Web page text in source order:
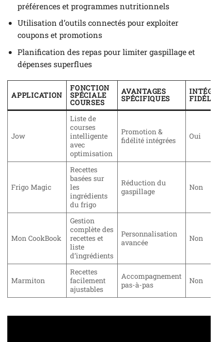
préférences et programmes nutritionnels
Utilisation d’outils connectés pour exploiter
coupons et promotions
Planification des repas pour limiter gaspillage et
dépenses superflues
APPLICATION
FONCTION
SPÉCIALE
COURSES
AVANTAGES
SPÉCIFIQUES
Jow
Liste de
courses
intelligente
avec
optimisation
Promotion &
fidélité intégrées
Oui
Frigo Magic
Recettes
basées sur
les
ingrédients
du frigo
Réduction du
gaspillage
Non
Mon CookBook
Gestion
complète des
recettes et
liste
d’ingrédients
Personnalisation
avancée
Non
Marmiton
Recettes
facilement
ajustables
Accompagnement
pas-à-pas
Non